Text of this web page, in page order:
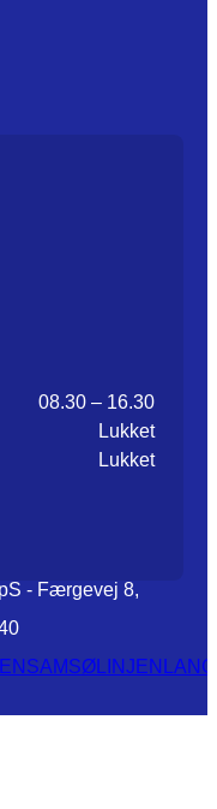
08.30 – 16.30
Lukket
Lukket
- Færgevej 8,
SAMSØLINJEN